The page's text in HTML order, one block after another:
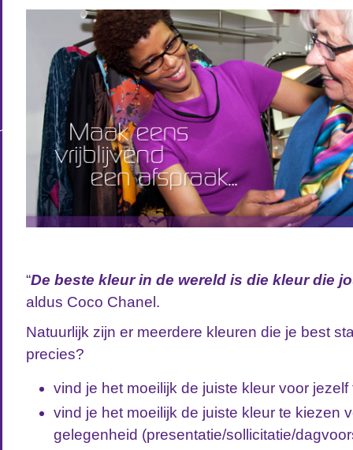
“De beste kleur in de wereld is die kleur die
aldus Coco Chanel.
Natuurlijk zijn er meerdere kleuren die je best
precies?
vind je het moeilijk de juiste kleur voor jezelf
vind je het moeilijk de juiste kleur te kiezen
gelegenheid (presentatie/sollicitatie/